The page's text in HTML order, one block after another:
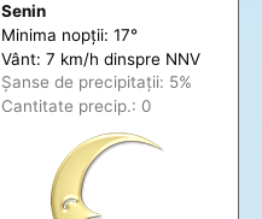
Senin
Minima nopții: 17°
Vânt: 7 km/h dinspre NNV
Șanse de precipitații: 5%
Cantitate precip.: 0